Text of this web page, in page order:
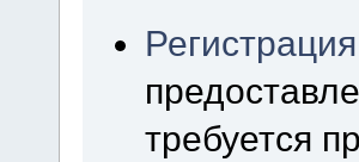
Регистрация
требуется